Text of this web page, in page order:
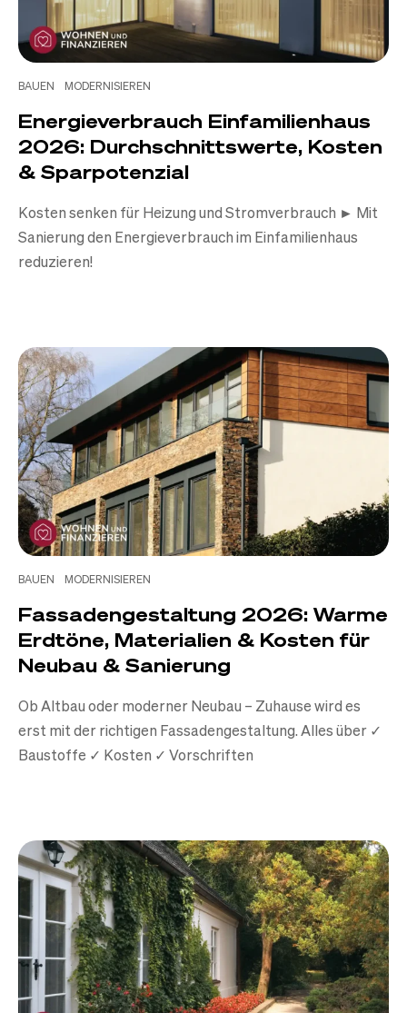
BAUEN MODERNISIEREN
Energieverbrauch Einfamilienhaus
2026: Durchschnittswerte, Kosten
& Sparpotenzial
Kosten senken für Heizung und Stromverbrauch ► Mit
Sanierung den Energieverbrauch im Einfamilienhaus
reduzieren!
BAUEN MODERNISIEREN
Fassadengestaltung 2026: Warme
Erdtöne, Materialien & Kosten für
Neubau & Sanierung
Ob Altbau oder moderner Neubau – Zuhause wird es
erst mit der richtigen Fassadengestaltung. Alles über ✓
Baustoffe ✓ Kosten ✓ Vorschriften